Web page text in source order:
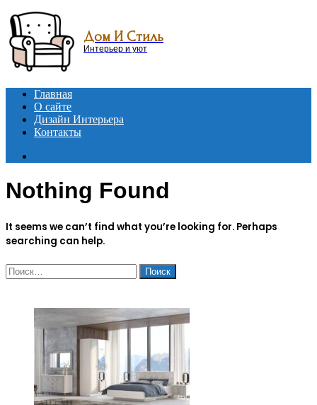
Menu
Дом И Стиль
Интерьер и уют
Главная
О сайте
Дизайн Интерьера
Контакты
Nothing Found
It seems we can’t find what you’re looking for. Perhaps
searching can help.
Найти: